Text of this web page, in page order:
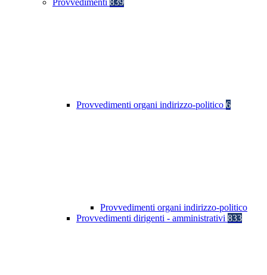
Provvedimenti 839
Provvedimenti organi indirizzo-politico 6
Provvedimenti organi indirizzo-politico
Provvedimenti dirigenti - amministrativi 833